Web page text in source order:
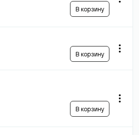
В корзину
В корзину
В корзину